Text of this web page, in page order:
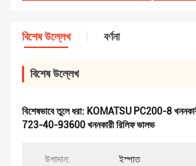
বিশেষ উল্লেখ বর্ণনা
বিশেষ উল্লেখ
বিশেষভাবে তুলে ধরা: KOMATSU PC200-8
723-40-93600 খননকারী রিলিফ ভালভ
উপাদান: ইস্পাত